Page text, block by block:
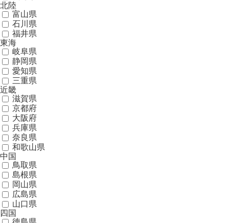
北陸
富山県
石川県
福井県
東海
岐阜県
静岡県
愛知県
三重県
近畿
滋賀県
京都府
大阪府
兵庫県
奈良県
和歌山県
中国
鳥取県
島根県
岡山県
広島県
山口県
四国